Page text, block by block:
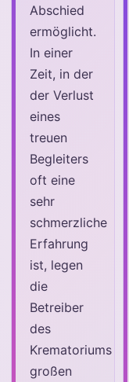
Abschied
ermöglicht.
In einer
Zeit, in der
der Verlust
eines
treuen
Begleiters
oft eine
sehr
schmerzliche
Erfahrung
ist, legen
die
Betreiber
des
Krematoriums
großen